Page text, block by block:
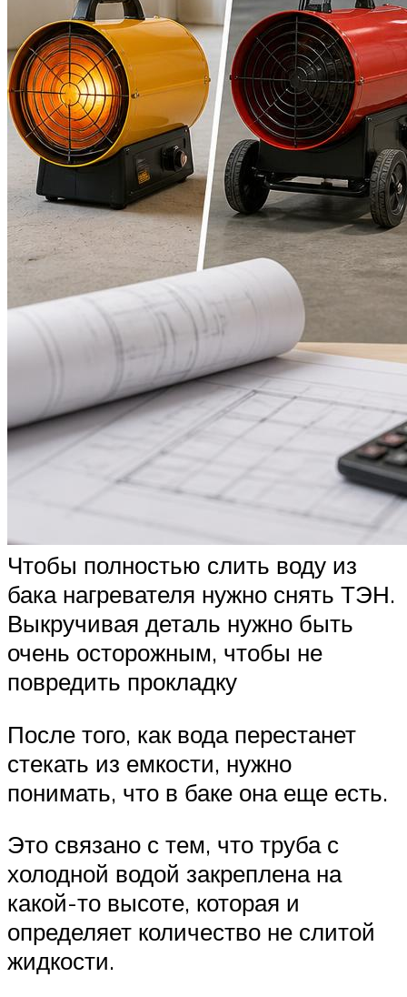
Чтобы полностью слить воду из
бака нагревателя нужно снять ТЭН.
Выкручивая деталь нужно быть
очень осторожным, чтобы не
повредить прокладку
После того, как вода перестанет
стекать из емкости, нужно
понимать, что в баке она еще есть.
Это связано с тем, что труба с
холодной водой закреплена на
какой-то высоте, которая и
определяет количество не слитой
жидкости.